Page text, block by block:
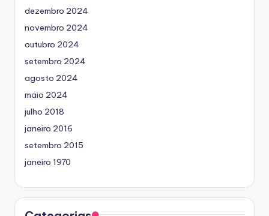
dezembro 2024
novembro 2024
outubro 2024
setembro 2024
agosto 2024
maio 2024
julho 2018
janeiro 2016
setembro 2015
janeiro 1970